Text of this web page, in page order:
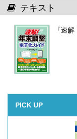
テキスト
『速
PICK UP